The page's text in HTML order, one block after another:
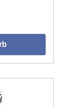
wie
Glas